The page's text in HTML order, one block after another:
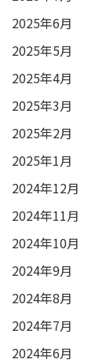
2025年6月
2025年5月
2025年4月
2025年3月
2025年2月
2025年1月
2024年12月
2024年11月
2024年10月
2024年9月
2024年8月
2024年7月
2024年6月